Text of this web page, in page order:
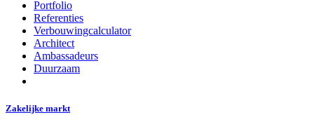
Portfolio
Referenties
Verbouwingcalculator
Architect
Ambassadeurs
Duurzaam
Zakelijke markt